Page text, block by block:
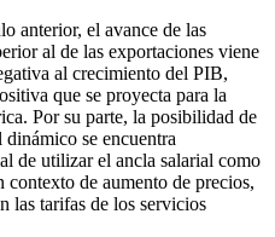
anterior, el avance de las
al de las exportaciones viene
al crecimiento del PIB,
que se proyecta para la
Por su parte, la posibilidad de
se encuentra
de utilizar el ancla salarial como
de aumento de precios,
las tarifas de los servicios